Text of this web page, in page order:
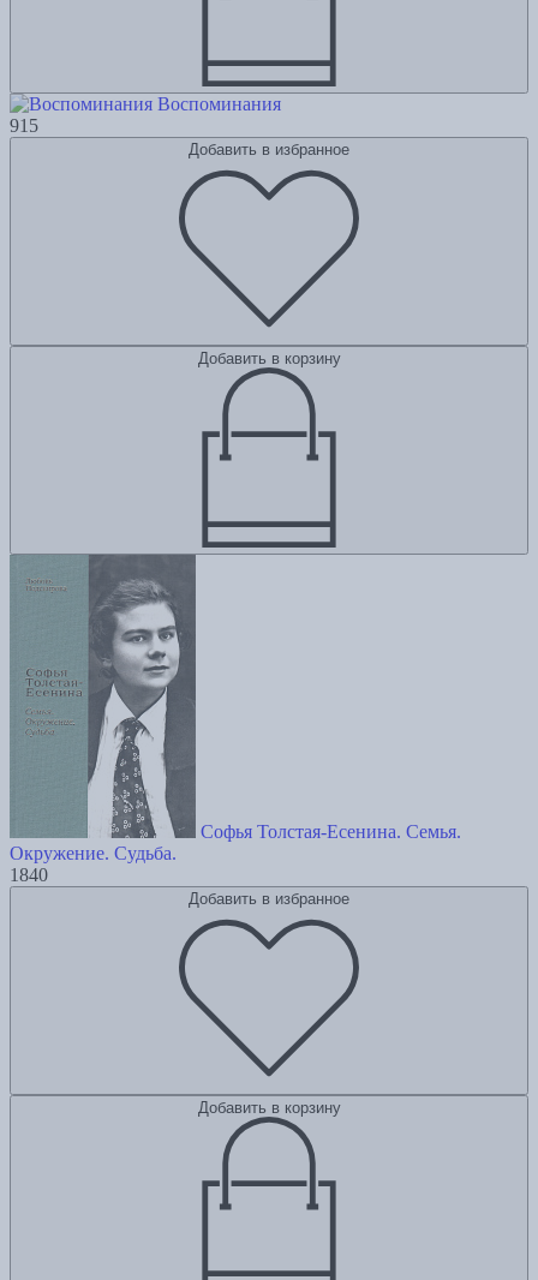
Воспоминания
915
Добавить в избранное
Добавить в корзину
Софья Толстая-Есенина. Семья.
Окружение. Судьба.
1840
Добавить в избранное
Добавить в корзину